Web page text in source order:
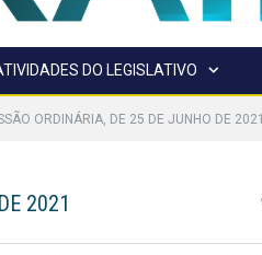
DO LEGISLATIVO
ORDINÁRIA, DE 25 DE JUNHO DE 2021
2021